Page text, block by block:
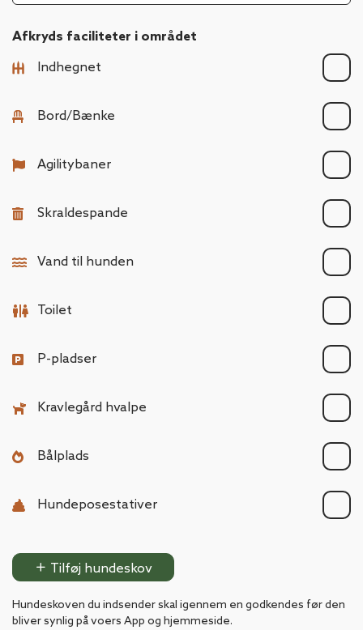
Afkryds faciliteter i området
Indhegnet
Bord/Bænke
Agilitybaner
Skraldespande
Vand til hunden
Toilet
P-pladser
Kravlegård hvalpe
Bålplads
Hundeposestativer
Tilføj hundeskov
Hundeskoven du indsender skal igennem en godkendes før den
bliver synlig på voers App og hjemmeside.